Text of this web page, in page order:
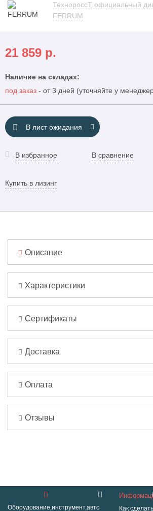
ТехнороссТ официальный
FERRUM
21 859 р.
Наличие на складах:
под заказ - от 3 дней (уточняйте у
В лист ожидания
В избранное В сравнение
Купить в лизинг
Описание
Характеристики
Сертификаты
Доставка
Оплата
Отзывы
Оборудование,инструмент,авто
Как